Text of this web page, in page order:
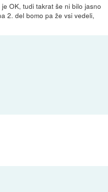
OK, tudi takrat še ni bilo jasno
2. del bomo pa že vsi vedeli,